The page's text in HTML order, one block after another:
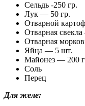
Сельдь -250 гр.
Лук — 50 гр.
Отварной
Отварная
Отварная
Яйца — 5 шт.
Майонез — 200
Соль
Перец
Для желе: